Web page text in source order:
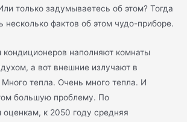
только задумываетесь об этом? Тогда
несколько фактов об этом чудо-приборе.
кондиционеров наполняют комнаты
а вот внешние излучают в
тепла. Очень много тепла. И
большую проблему. По
оценкам, к 2050 году средняя